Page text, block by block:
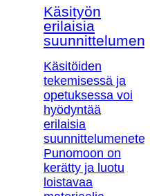
Käsityön
erilaisia
Käsitöiden
tekemisessä ja
opetuksessa voi
hyödyntää
erilaisia
Punomoon on
kerätty ja luotu
loistavaa